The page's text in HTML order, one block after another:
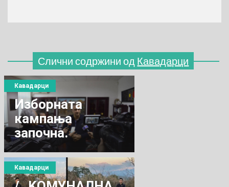
Слични содржини од Кавадарци
Изборната
кампања
започна.
Кавадарци
Кавадарци